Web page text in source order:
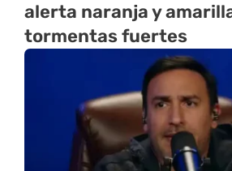
alerta naranja y
tormentas fuertes